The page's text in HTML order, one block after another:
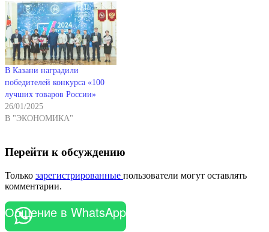
В Казани наградили
победителей конкурса «100
лучших товаров России»
26/01/2025
В "ЭКОНОМИКА"
Перейти к обсуждению
Только зарегистрированные пользователи могут оставлять
комментарии.
Общение в WhatsApp